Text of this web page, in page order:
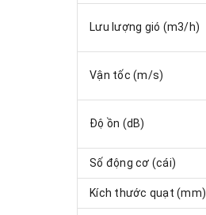
Lưu lượng gió (m3/h)
Vận tốc (m/s)
Độ ồn (dB)
Số động cơ (cái)
Kích thước quạt (mm)